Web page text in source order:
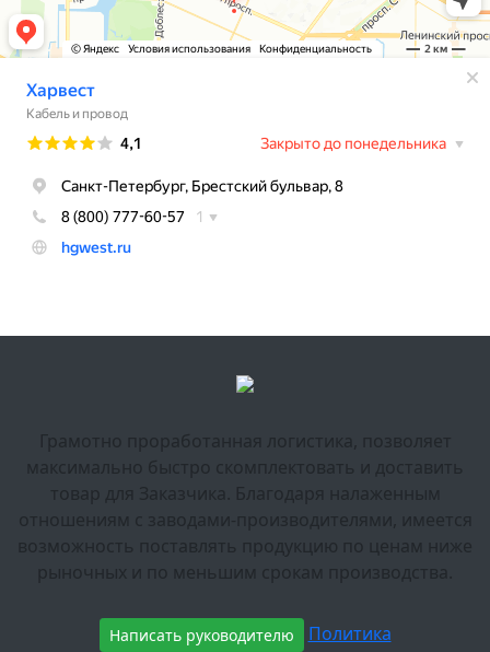
Грамотно проработанная логистика, позволяет
максимально быстро скомплектовать и доставить
товар для Заказчика. Благодаря налаженным
отношениям с заводами-производителями, имеется
возможность поставлять продукцию по ценам ниже
рыночных и по меньшим срокам производства.
Написать руководителю
Политика